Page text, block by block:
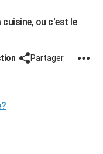
cuisine, ou c'est le
Partager